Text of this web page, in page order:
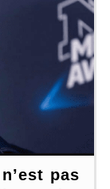
pas